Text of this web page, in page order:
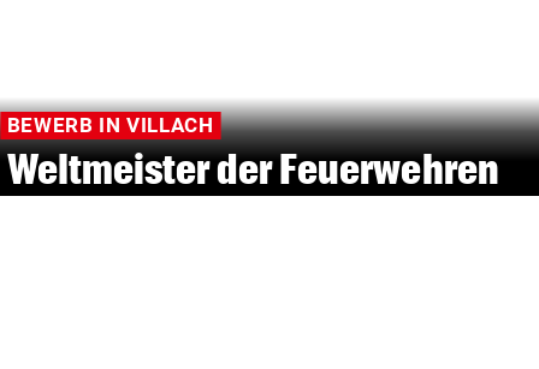
BEWERB IN VILLACH
Weltmeister der Feuerwehren